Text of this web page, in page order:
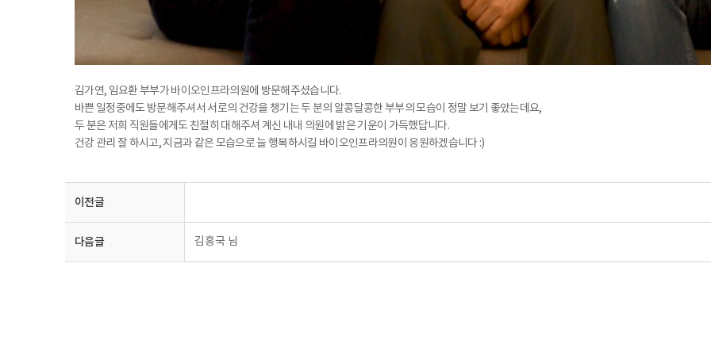
김가연, 임요환 부부가 바이오인프라의원에 방문해주셨습니다.
바쁜 일정중에도 방문해주셔서 서로의 건강을 챙기는 두 분의 알콩달콩한 부부의 모습이 정말 보기 좋았는데요,
두 분은 저희 직원들에게도 친절히 대해주셔 계신 내내 의원에 밝은 기운이 가득했답니다.
건강 관리 잘 하시고, 지금과 같은 모습으로 늘 행복하시길 바이오인프라의원이 응원하겠습니다 :)
이전글
다음글 김흥국 님